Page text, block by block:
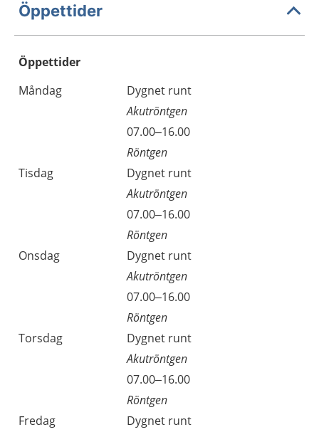
Öppettider
Öppettider
Dag
Öppettider
Kommentarer
Måndag
Dygnet runt
Akutröntgen
07.00–16.00
Röntgen
Tisdag
Dygnet runt
Akutröntgen
07.00–16.00
Röntgen
Onsdag
Dygnet runt
Akutröntgen
07.00–16.00
Röntgen
Torsdag
Dygnet runt
Akutröntgen
07.00–16.00
Röntgen
Fredag
Dygnet runt